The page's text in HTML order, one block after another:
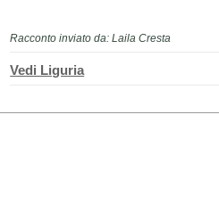
Racconto inviato da: Laila Cresta
Vedi Liguria